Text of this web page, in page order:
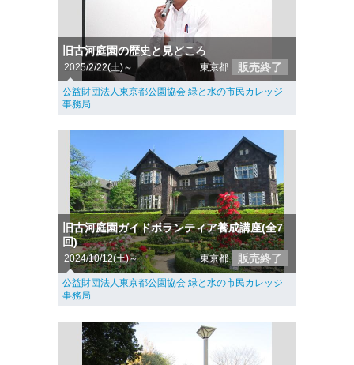
旧古河庭園の歴史と見どころ
2025/2/22(土)～ 東京都 販売終了
公益財団法人東京都公園協会 緑と水の市民カレッジ
事務局
旧古河庭園ガイドボランティア養成講座(全7
回)
2024/10/12(土)～ 東京都 販売終了
公益財団法人東京都公園協会 緑と水の市民カレッジ
事務局